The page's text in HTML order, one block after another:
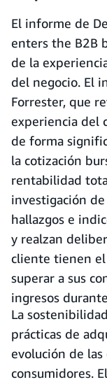
El informe de
enters the B2B
de la
del negocio. El
Forrester, que
experiencia del
de forma
la cotización
rentabilidad
investigación
hallazgos e
y realzan
cliente tienen
superar a sus
ingresos
La
prácticas de
evolución de
consumidores.